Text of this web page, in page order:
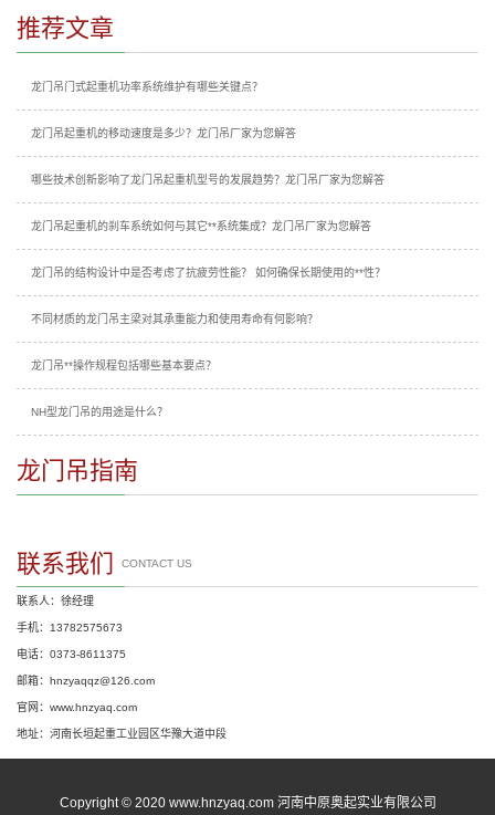
推荐文章
龙门吊门式起重机功率系统维护有哪些关键点？
龙门吊起重机的移动速度是多少？龙门吊厂家为您解答
哪些技术创新影响了龙门吊起重机型号的发展趋势？龙门吊厂家为您解答
龙门吊起重机的刹车系统如何与其它**系统集成？龙门吊厂家为您解答
龙门吊的结构设计中是否考虑了抗疲劳性能？ 如何确保长期使用的**性？
不同材质的龙门吊主梁对其承重能力和使用寿命有何影响？
龙门吊**操作规程包括哪些基本要点？
NH型龙门吊的用途是什么？
龙门吊指南
联系我们 CONTACT US
联系人：徐经理
手机：13782575673
电话：0373-8611375
邮箱：hnzyaqqz@126.com
官网：www.hnzyaq.com
地址：河南长垣起重工业园区华豫大道中段
Copyright © 2020 www.hnzyaq.com 河南中原奥起实业有限公司